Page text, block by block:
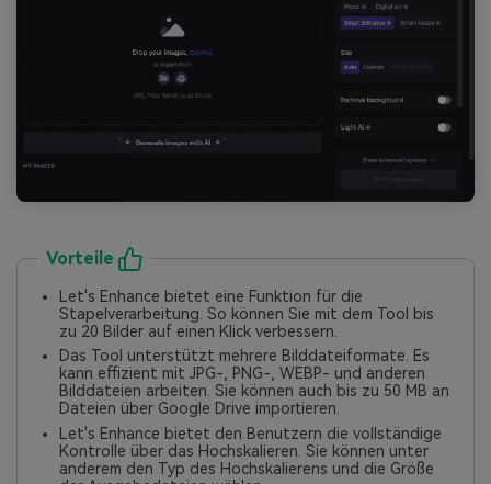
Vorteile
Let's Enhance bietet eine Funktion für die
Stapelverarbeitung. So können Sie mit dem Tool bis
zu 20 Bilder auf einen Klick verbessern.
Das Tool unterstützt mehrere Bilddateiformate. Es
kann effizient mit JPG-, PNG-, WEBP- und anderen
Bilddateien arbeiten. Sie können auch bis zu 50 MB an
Dateien über Google Drive importieren.
Let's Enhance bietet den Benutzern die vollständige
Kontrolle über das Hochskalieren. Sie können unter
anderem den Typ des Hochskalierens und die Größe